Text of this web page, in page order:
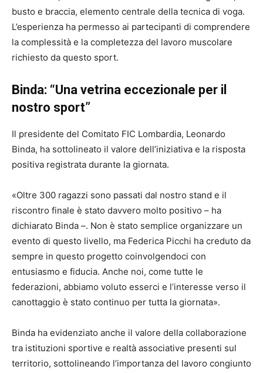
busto e braccia, elemento centrale della tecnica di voga.
L’esperienza ha permesso ai partecipanti di comprendere
la complessità e la completezza del lavoro muscolare
richiesto da questo sport.
Binda: “Una vetrina eccezionale per il
nostro sport”
Il presidente del Comitato FIC Lombardia, Leonardo
Binda, ha sottolineato il valore dell’iniziativa e la risposta
positiva registrata durante la giornata.
«Oltre 300 ragazzi sono passati dal nostro stand e il
riscontro finale è stato davvero molto positivo – ha
dichiarato Binda –. Non è stato semplice organizzare un
evento di questo livello, ma Federica Picchi ha creduto da
sempre in questo progetto coinvolgendoci con
entusiasmo e fiducia. Anche noi, come tutte le
federazioni, abbiamo voluto esserci e l’interesse verso il
canottaggio è stato continuo per tutta la giornata».
Binda ha evidenziato anche il valore della collaborazione
tra istituzioni sportive e realtà associative presenti sul
territorio, sottolineando l’importanza del lavoro congiunto